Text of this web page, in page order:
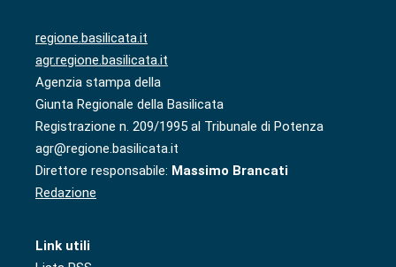
regione.basilicata.it
agr.regione.basilicata.it
Agenzia stampa della
Giunta Regionale della Basilicata
Registrazione n. 209/1995 al Tribunale di Potenza
agr@regione.basilicata.it
Direttore responsabile: Massimo Brancati
Redazione
Link utili